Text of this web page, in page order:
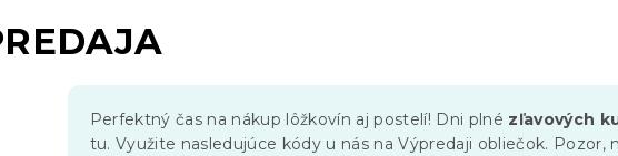
Perfektný čas na nákup lôžkovín aj postelí! Dni plné zľavových
tu. Využite nasledujúce kódy u nás na Výpredaji obliečok. Pozor,